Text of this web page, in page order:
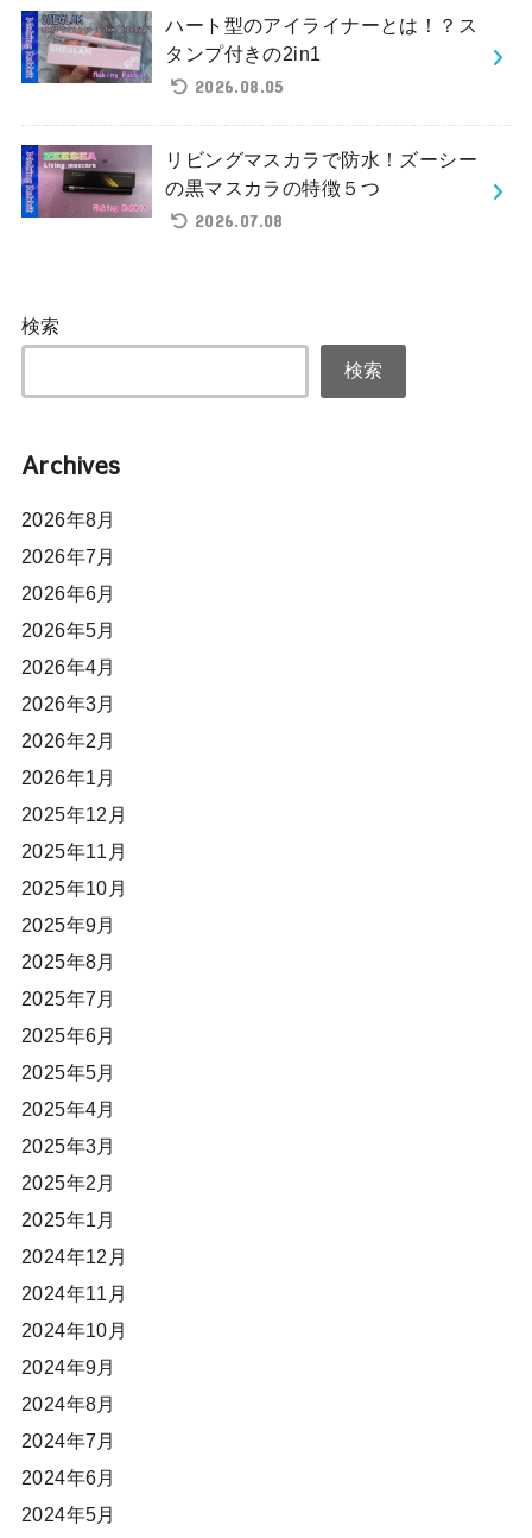
ハート型のアイライナーとは！？ス
タンプ付きの2in1
2026.08.05
リビングマスカラで防水！ズーシー
の黒マスカラの特徴５つ
2026.07.08
検索
検索
Archives
2026年8月
2026年7月
2026年6月
2026年5月
2026年4月
2026年3月
2026年2月
2026年1月
2025年12月
2025年11月
2025年10月
2025年9月
2025年8月
2025年7月
2025年6月
2025年5月
2025年4月
2025年3月
2025年2月
2025年1月
2024年12月
2024年11月
2024年10月
2024年9月
2024年8月
2024年7月
2024年6月
2024年5月